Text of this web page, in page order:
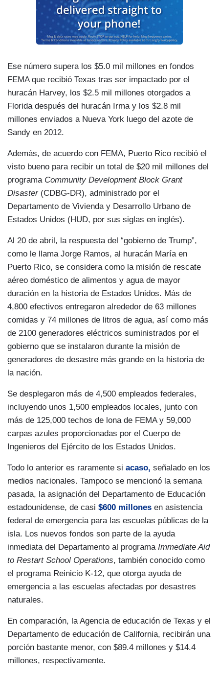
Ese número supera los $5.0 mil millones en fondos
FEMA que recibió Texas tras ser impactado por el
huracán Harvey, los $2.5 mil millones otorgados a
Florida después del huracán Irma y los $2.8 mil
millones enviados a Nueva York luego del azote de
Sandy en 2012.
Además, de acuerdo con FEMA, Puerto Rico recibió el
visto bueno para recibir un total de $20 mil millones del
programa Community Development Block Grant
Disaster(CDBG-DR), administrado por el
Departamento de Vivienda y Desarrollo Urbano de
Estados Unidos (HUD, por sus siglas en inglés).
Al 20 de abril, la respuesta del “gobierno de Trump”,
como le llama Jorge Ramos, al huracán María en
Puerto Rico, se considera como la misión de rescate
aéreo doméstico de alimentos y agua de mayor
duración en la historia de Estados Unidos. Más de
4,800 efectivos entregaron alrededor de 63 millones
comidas y 74 millones de litros de agua, así como más
de 2100 generadores eléctricos suministrados por el
gobierno que se instalaron durante la misión de
generadores de desastre más grande en la historia de
la nación.
Se desplegaron más de 4,500 empleados federales,
incluyendo unos 1,500 empleados locales, junto con
más de 125,000 techos de lona de FEMA y 59,000
carpas azules proporcionadas por el Cuerpo de
Ingenieros del Ejército de los Estados Unidos.
Todo lo anterior es raramente si acaso, señalado en los
medios nacionales. Tampoco se mencionó la semana
pasada, la asignación del Departamento de Educación
estadounidense, de casi $600 millones en asistencia
federal de emergencia para las escuelas públicas de la
isla. Los nuevos fondos son parte de la ayuda
inmediata del Departamento al programa Immediate Aid
to Restart School Operations, también conocido como
el programa Reinicio K-12, que otorga ayuda de
emergencia a las escuelas afectadas por desastres
naturales.
En comparación, la Agencia de educación de Texas y el
Departamento de educación de California, recibirán una
porción bastante menor, con $89.4 millones y $14.4
millones, respectivamente.